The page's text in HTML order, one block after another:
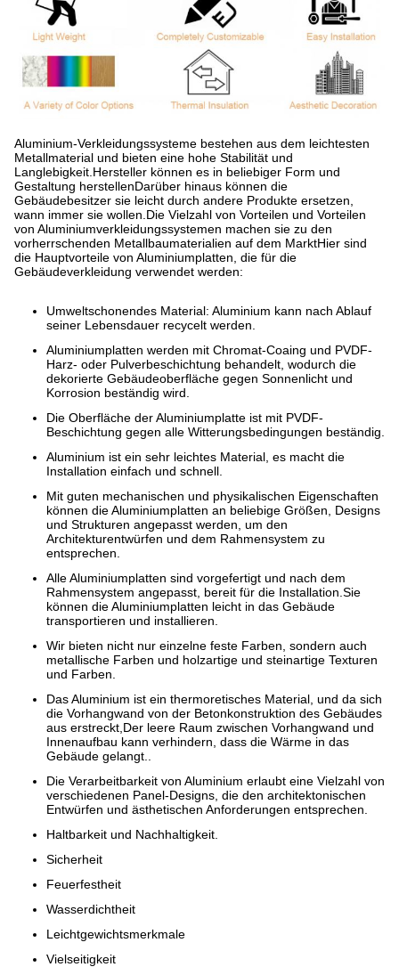
Aluminium-Verkleidungssysteme bestehen aus dem leichtesten
Metallmaterial und bieten eine hohe Stabilität und
Langlebigkeit.Hersteller können es in beliebiger Form und
Gestaltung herstellenDarüber hinaus können die
Gebäudebesitzer sie leicht durch andere Produkte ersetzen,
wann immer sie wollen.Die Vielzahl von Vorteilen und Vorteilen
von Aluminiumverkleidungssystemen machen sie zu den
vorherrschenden Metallbaumaterialien auf dem MarktHier sind
die Hauptvorteile von Aluminiumplatten, die für die
Gebäudeverkleidung verwendet werden:
Umweltschonendes Material: Aluminium kann nach Ablauf
seiner Lebensdauer recycelt werden.
Aluminiumplatten werden mit Chromat-Coaing und PVDF-
Harz- oder Pulverbeschichtung behandelt, wodurch die
dekorierte Gebäudeoberfläche gegen Sonnenlicht und
Korrosion beständig wird.
Die Oberfläche der Aluminiumplatte ist mit PVDF-
Beschichtung gegen alle Witterungsbedingungen beständig.
Aluminium ist ein sehr leichtes Material, es macht die
Installation einfach und schnell.
Mit guten mechanischen und physikalischen Eigenschaften
können die Aluminiumplatten an beliebige Größen, Designs
und Strukturen angepasst werden, um den
Architekturentwürfen und dem Rahmensystem zu
entsprechen.
Alle Aluminiumplatten sind vorgefertigt und nach dem
Rahmensystem angepasst, bereit für die Installation.Sie
können die Aluminiumplatten leicht in das Gebäude
transportieren und installieren.
Wir bieten nicht nur einzelne feste Farben, sondern auch
metallische Farben und holzartige und steinartige Texturen
und Farben.
Das Aluminium ist ein thermoretisches Material, und da sich
die Vorhangwand von der Betonkonstruktion des Gebäudes
aus erstreckt,Der leere Raum zwischen Vorhangwand und
Innenaufbau kann verhindern, dass die Wärme in das
Gebäude gelangt..
Die Verarbeitbarkeit von Aluminium erlaubt eine Vielzahl von
verschiedenen Panel-Designs, die den architektonischen
Entwürfen und ästhetischen Anforderungen entsprechen.
Haltbarkeit und Nachhaltigkeit.
Sicherheit
Feuerfestheit
Wasserdichtheit
Leichtgewichtsmerkmale
Vielseitigkeit